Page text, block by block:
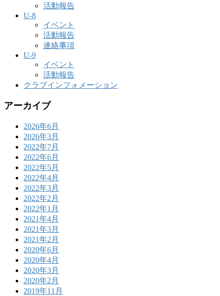
活動報告
U-8
イベント
活動報告
連絡事項
U-9
イベント
活動報告
クラブインフォメーション
アーカイブ
2026年6月
2026年3月
2022年7月
2022年6月
2022年5月
2022年4月
2022年3月
2022年2月
2022年1月
2021年4月
2021年3月
2021年2月
2020年6月
2020年4月
2020年3月
2020年2月
2019年11月